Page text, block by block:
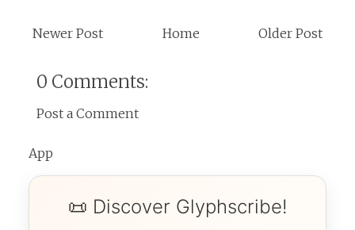
Newer Post Older Post
Home
0 Comments:
Post a Comment
App
📜 Discover Glyphscribe!